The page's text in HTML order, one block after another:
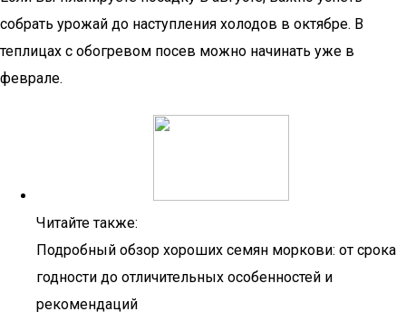
собрать урожай до наступления холодов в октябре. В
теплицах с обогревом посев можно начинать уже в
феврале.
Читайте также:
Подробный обзор хороших семян моркови: от срока
годности до отличительных особенностей и
рекомендаций